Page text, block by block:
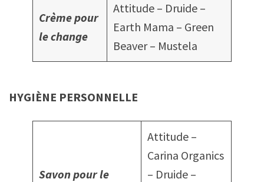
Crème pour
le change
Attitude – Druide –
Earth Mama – Green
Beaver – Mustela
HYGIÈNE PERSONNELLE
Savon pour le
Attitude –
Carina Organics
– Druide –